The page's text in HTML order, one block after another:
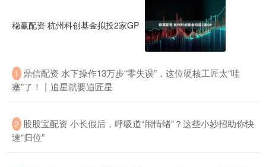
稳赢配资 杭州科创基金拟投2家GP
1 鼎信配资 水下操作13万步“零失误”，这位硬核工匠太“哇
塞”了！丨追星就要追匠星
2 股股宝配资 小长假后，呼吸道“闹情绪”？这些小妙招助你快
速“归位”